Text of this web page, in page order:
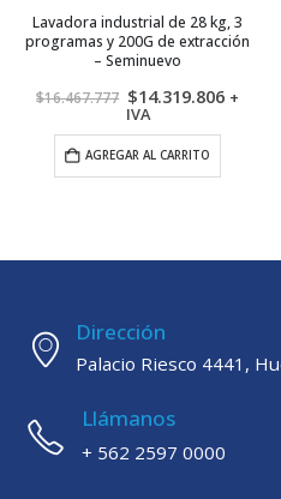
Lavadora industrial de 28 kg, 3
programas y 200G de extracción
– Seminuevo
$16.467.777 El
precio
original
era:
$16.467.777.
$14.319.806El
precio
+
IVA
AGREGAR AL CARRITO
Dirección
Palacio Riesco 4441,
Llámanos
+ 562 2597 0000